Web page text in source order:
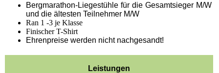
Bergmarathon-Liegestühle für die Gesamtsieger M/W
und die ältesten Teilnehmer M/W
Ran 1 -3 je Klasse
Finischer T-Shirt
Ehrenpreise werden nicht nachgesandt!
Leistungen